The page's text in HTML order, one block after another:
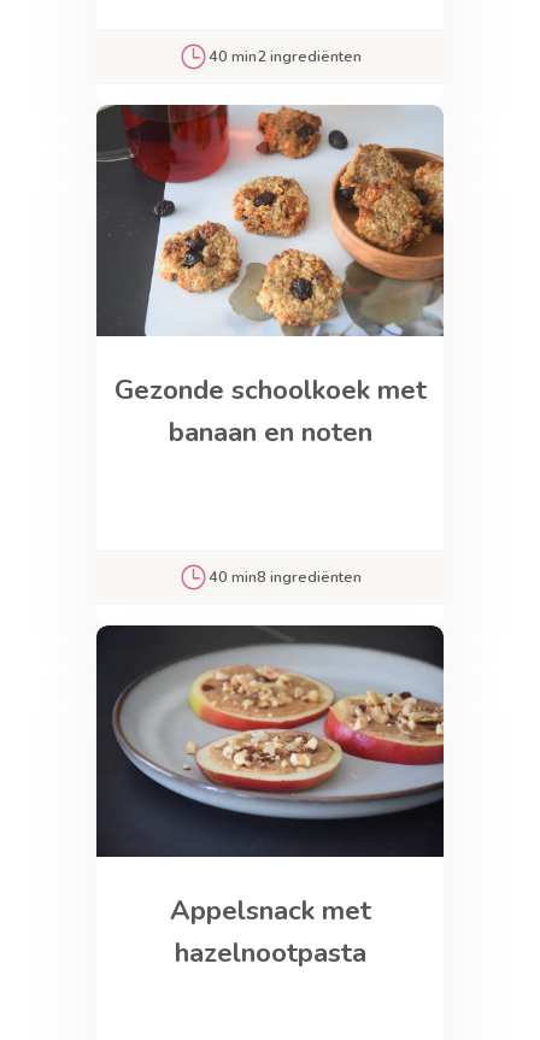
40 min2 ingrediënten
Gezonde schoolkoek met
banaan en noten
40 min8 ingrediënten
Appelsnack met
hazelnootpasta